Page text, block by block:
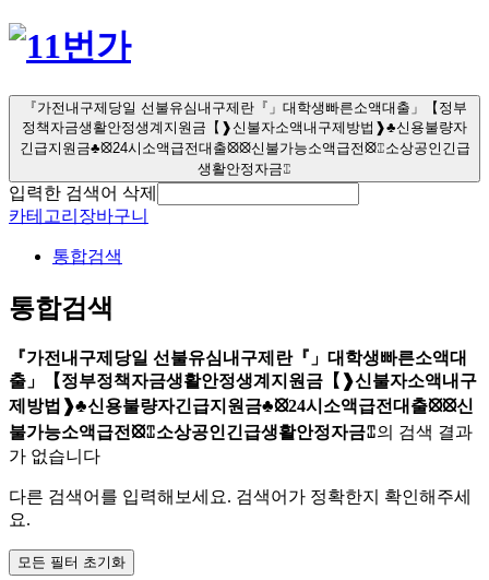
『가전내구제당일 선불유심내구제란『」대학생빠른소액대출」【정부
정책자금생활안정생계지원금【❱신불자소액내구제방법❱♣신용불량자
긴급지원금♣⦻24시소액급전대출⦻⦻신불가능소액급전⦻⑄소상공인긴급
생활안정자금⑄
입력한 검색어 삭제
카테고리 장바구니
통합검색
통합검색
『가전내구제당일 선불유심내구제란『」대학생빠른소액대
출」【정부정책자금생활안정생계지원금【❱신불자소액내구
제방법❱♣신용불량자긴급지원금♣⦻24시소액급전대출⦻⦻신
불가능소액급전⦻⑄소상공인긴급생활안정자금⑄의 검색 결과
가 없습니다
다른 검색어를 입력해보세요. 검색어가 정확한지 확인해주세
요.
모든 필터 초기화